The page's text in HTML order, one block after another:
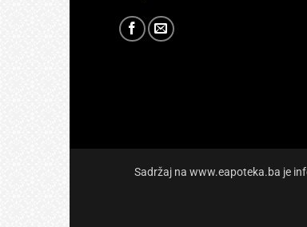
Sadržaj na www.eapoteka.ba je